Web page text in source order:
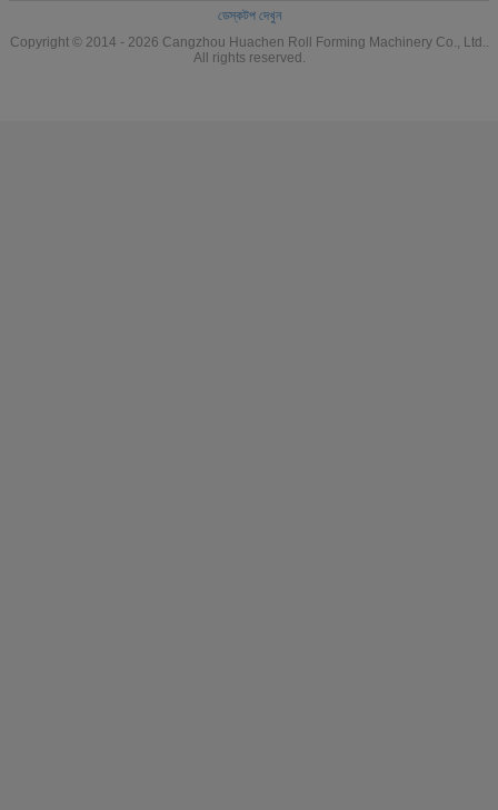
ডেস্কটপ দেখুন
Copyright © 2014 - 2026 Cangzhou Huachen Roll Forming Machinery Co., Ltd..
All rights reserved.